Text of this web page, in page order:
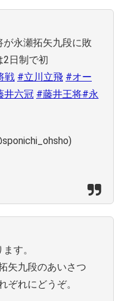
が永瀬拓矢九段に敗
日制で初
戦 #立川立飛 #オー
井六冠 #藤井王将#永
す。
矢九段のあいさつ
ぞれにどうぞ。